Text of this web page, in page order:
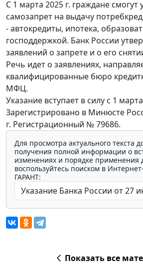
С 1 марта 2025 г. граждане смогут
самозапрет на выдачу
- автокредиты, ипотека,
господдержкой. Банк России
заявлений о запрете и о его
Речь идет о заявлениях,
квалифицированные бюро
МФЦ.
Указание вступает в силу с 1
Зарегистрировано в Минюсте
г. Регистрационный № 79686.
Для просмотра актуального текста
получения полной информации о
изменениях и порядке применения
воспользуйтесь поиском в
ГАРАНТ:
Показать все